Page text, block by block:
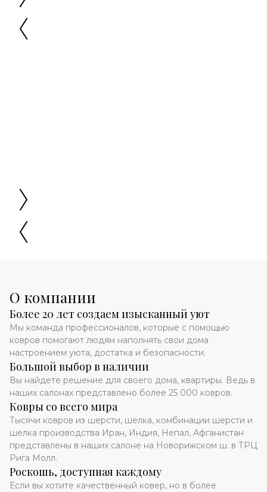
О компании
Более 20 лет создаем изысканный уют
Мы команда профессионалов, которые с помощью
ковров помогают людям наполнять свои дома
настроением уюта, достатка и безопасности.
Большой выбор в наличии
Вы найдете решение для своего дома, квартиры. Ведь в
наших салонах представлено более 25 000 ковров.
Ковры со всего мира
Тысячи ковров из шерсти, шелка, комбинации шерсти и
шелка производства Иран, Индия, Непал, Афганистан
представлены в наших салоне на Новорижском ш. в ТРЦ
Рига Молл.
Роскошь, доступная каждому
Если вы хотите качественный ковер, но в более